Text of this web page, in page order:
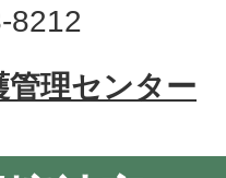
8212
管理センター